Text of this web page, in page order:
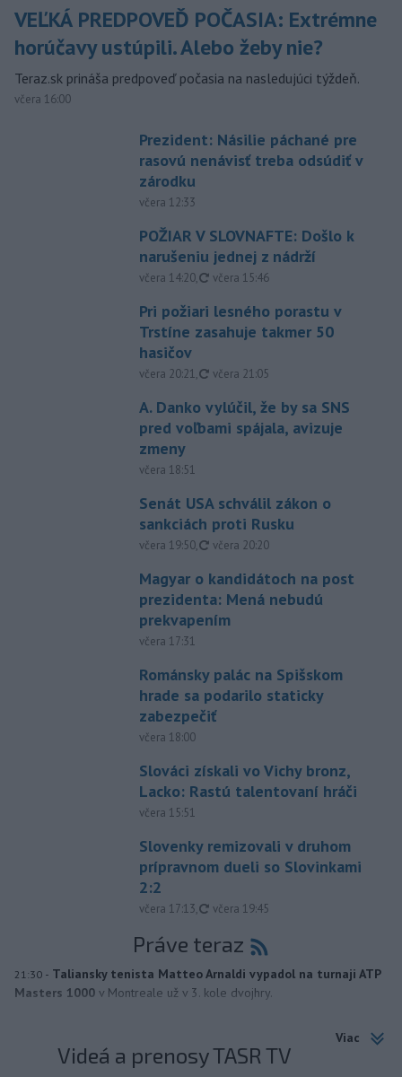
VEĽKÁ PREDPOVEĎ POČASIA: Extrémne
horúčavy ustúpili. Alebo žeby nie?
Teraz.sk prináša predpoveď počasia na nasledujúci týždeň.
včera 16:00
Prezident: Násilie páchané pre
rasovú nenávisť treba odsúdiť v
zárodku
včera 12:33
POŽIAR V SLOVNAFTE: Došlo k
narušeniu jednej z nádrží
včera 14:20, aktualizované
včera 15:46
Pri požiari lesného porastu v
Trstíne zasahuje takmer 50
hasičov
včera 20:21, aktualizované
včera 21:05
A. Danko vylúčil, že by sa SNS
pred voľbami spájala, avizuje
zmeny
včera 18:51
Senát USA schválil zákon o
sankciách proti Rusku
včera 19:50, aktualizované
včera 20:20
Magyar o kandidátoch na post
prezidenta: Mená nebudú
prekvapením
včera 17:31
Románsky palác na Spišskom
hrade sa podarilo staticky
zabezpečiť
včera 18:00
Slováci získali vo Vichy bronz,
Lacko: Rastú talentovaní hráči
včera 15:51
Slovenky remizovali v druhom
prípravnom dueli so Slovinkami
2:2
včera 17:13, aktualizované
včera 19:45
Práve teraz
21:30 - Taliansky tenista Matteo Arnaldi vypadol na turnaji ATP
Masters 1000 v Montreale už v 3. kole dvojhry.
Viac
Videá a prenosy TASR TV